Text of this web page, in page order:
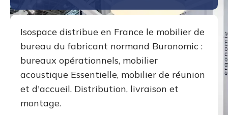
Isospace distribue en France le mobilier de
bureau du fabricant normand Buronomic :
bureaux opérationnels, mobilier
acoustique Essentielle, mobilier de réunion
et d'accueil. Distribution, livraison et
montage.